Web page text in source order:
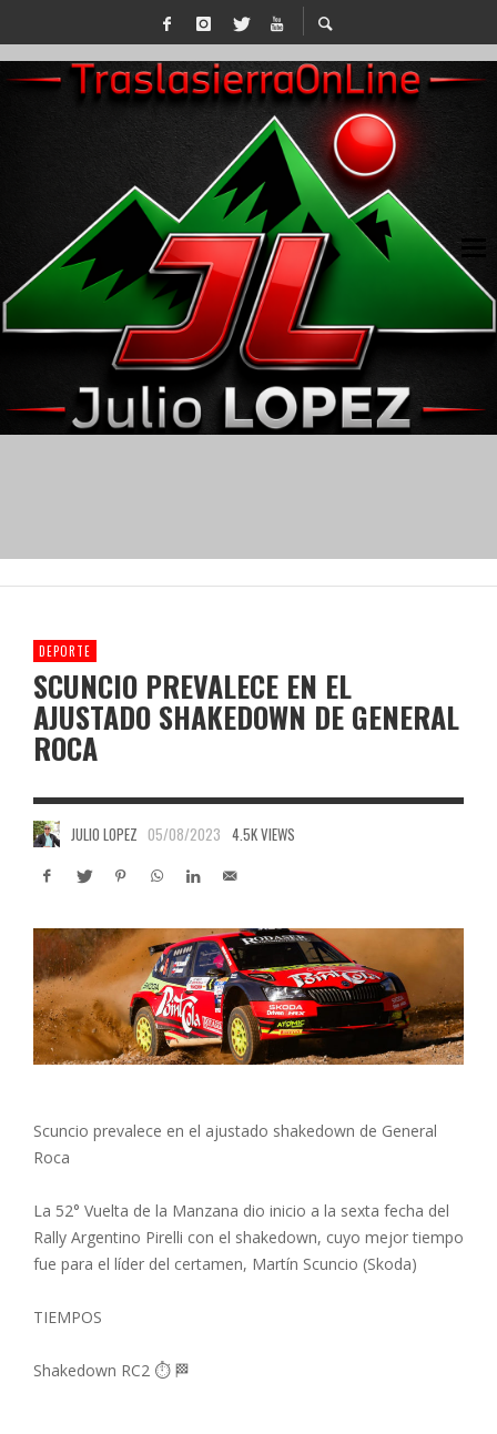
DEPORTE
SCUNCIO PREVALECE EN EL
AJUSTADO SHAKEDOWN DE GENERAL
ROCA
JULIO LOPEZ 05/08/2023 4.5K VIEWS
Scuncio prevalece en el ajustado shakedown de General
Roca
La 52° Vuelta de la Manzana dio inicio a la sexta fecha del
Rally Argentino Pirelli con el shakedown, cuyo mejor tiempo
fue para el líder del certamen, Martín Scuncio (Skoda)
TIEMPOS
Shakedown RC2 ⏱️ 🏁